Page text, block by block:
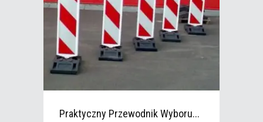
Praktyczny Przewodnik Wyboru...